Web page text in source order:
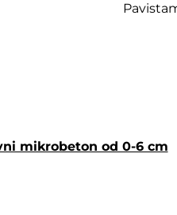
mikrobeton od 0-6 cm